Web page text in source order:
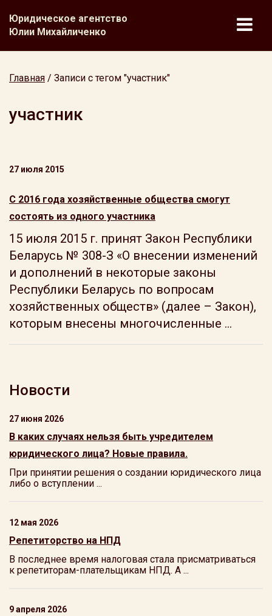
Юридическое агентство
Юлии Михайличенко
Главная / Записи с тегом "участник"
участник
27 июля 2015
С 2016 года хозяйственные общества смогут
состоять из одного участника
15 июля 2015 г. принят Закон Республики
Беларусь № 308-З «О внесении изменений
и дополнений в некоторые законы
Республики Беларусь по вопросам
хозяйственных обществ» (далее – Закон),
которым внесены многочисленные ...
Новости
27 июня 2026
В каких случаях нельзя быть учредителем
юридического лица? Новые правила.
При принятии решения о создании юридического лица
либо о вступлении ...
12 мая 2026
Репетиторство на НПД
В последнее время налоговая стала присматриваться
к репетиторам-плательщикам НПД. А ...
9 апреля 2026